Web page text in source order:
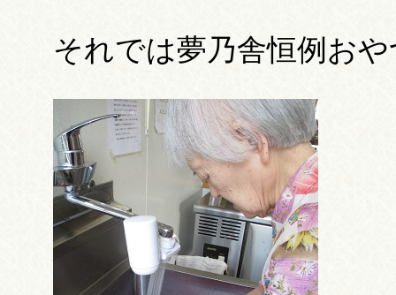
それでは夢乃舎恒例お